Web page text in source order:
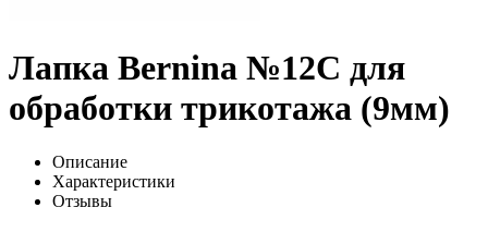
Лапка Bernina №12C для
обработки трикотажа (9мм)
Описание
Характеристики
Отзывы